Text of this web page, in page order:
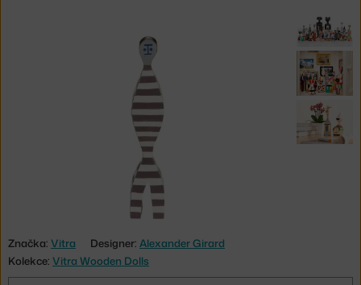
Značka: Vitra Designer: Alexander Girard
Kolekce: Vitra Wooden Dolls